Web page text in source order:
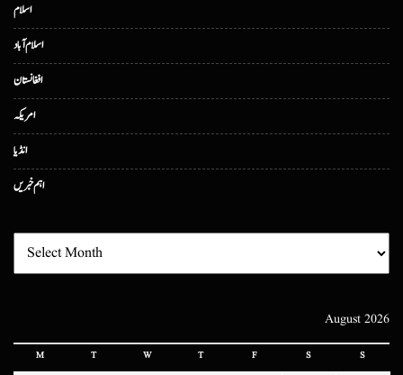
اسلام
اسلام آباد
افغانستان
امریکہ
انڈیا
اہم خبریں
August 2026
M T W T F S S